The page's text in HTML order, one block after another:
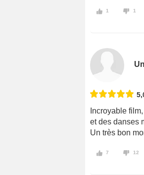
1 1
Incroyable
et des danses
Un très bon
7 12